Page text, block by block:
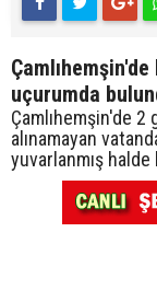
uçurumda
Çamlıhemşin'de
alınamayan
yuvarlanmış